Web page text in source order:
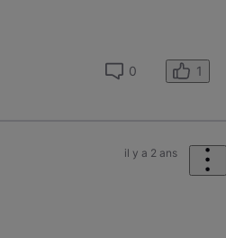
0 1
il y a 2 ans